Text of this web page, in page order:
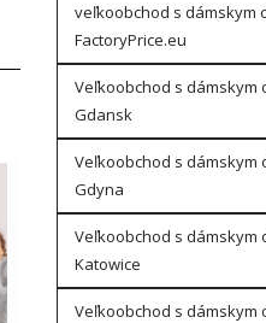
veľkoobchod s dámskym
FactoryPrice.eu
Veľkoobchod s dámskym
Gdansk
Veľkoobchod s dámskym
Gdyna
Veľkoobchod s dámskym
Katowice
Veľkoobchod s dámskym